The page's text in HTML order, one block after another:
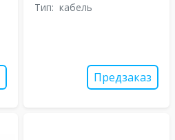
Тип: кабель
Предзаказ